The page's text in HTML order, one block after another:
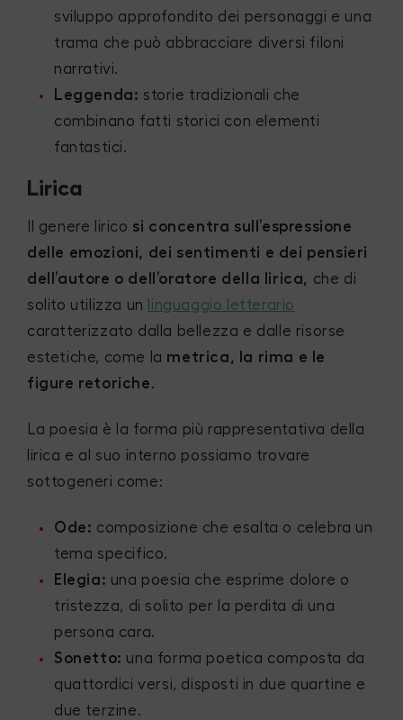
sviluppo approfondito dei personaggi e una
trama che può abbracciare diversi filoni
narrativi.
Leggenda: storie tradizionali che
combinano fatti storici con elementi
fantastici.
Lirica
Il genere lirico si concentra sull’espressione
delle emozioni, dei sentimenti e dei pensieri
dell’autore o dell’oratore della lirica, che di
solito utilizza un
linguaggio letterario
caratterizzato dalla bellezza e dalle risorse
estetiche, come la metrica, la rima e le
figure retoriche.
La poesia è la forma più rappresentativa della
lirica e al suo interno possiamo trovare
sottogeneri come:
Ode: composizione che esalta o celebra un
tema specifico.
Elegia: una poesia che esprime dolore o
tristezza, di solito per la perdita di una
persona cara.
Sonetto: una forma poetica composta da
quattordici versi, disposti in due quartine e
due terzine.